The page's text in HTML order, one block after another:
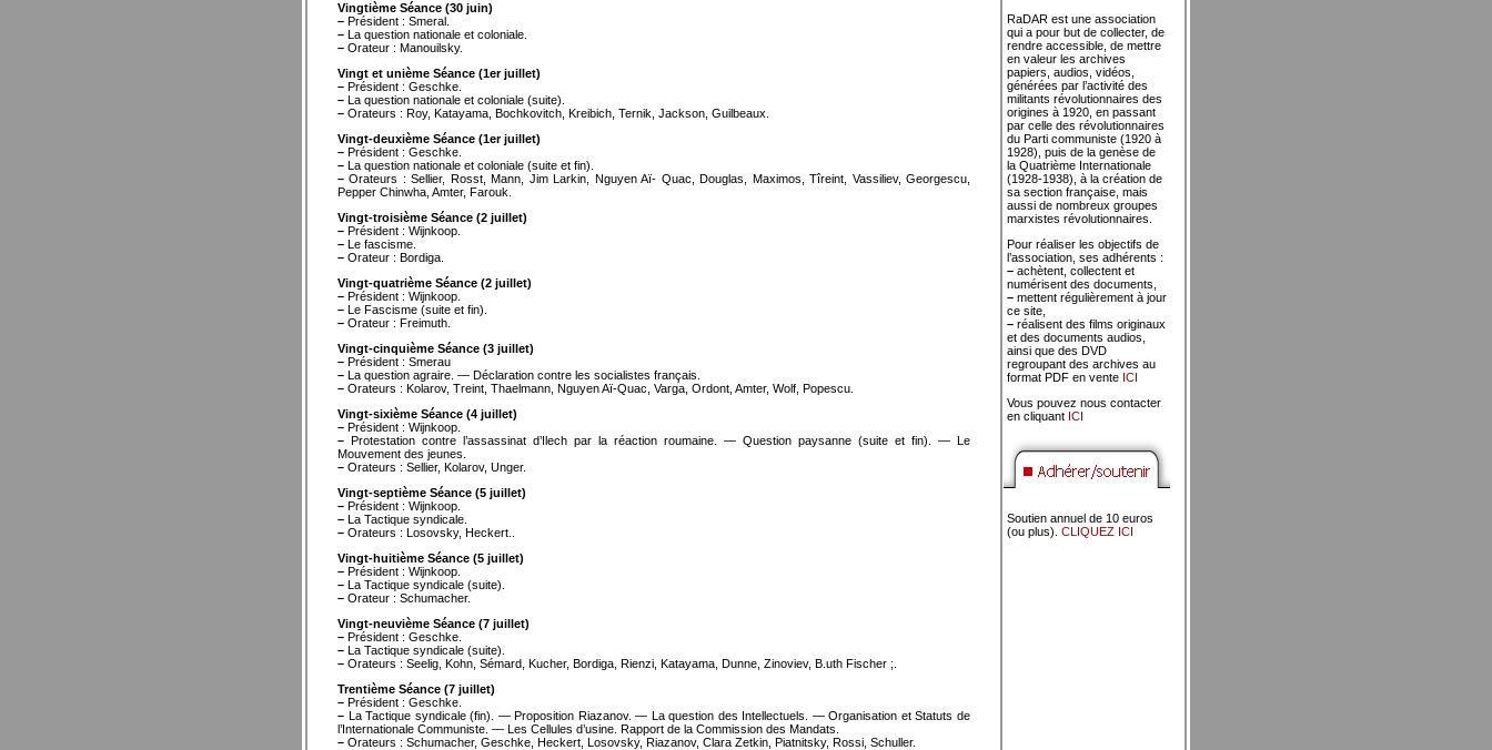
Vingtième Séance (30 juin)
– Président : Smeral.
– La question nationale et coloniale.
– Orateur : Manouilsky.
Vingt et unième Séance (1er juillet)
– Président : Geschke.
– La question nationale et coloniale (suite).
– Orateurs : Roy, Katayama, Bochkovitch, Kreibich, Ternik, Jackson, Guilbeaux.
Vingt-deuxième Séance (1er juillet)
– Président : Geschke.
– La question nationale et coloniale (suite et fin).
– Orateurs : Sellier, Rosst, Mann, Jim Larkin, Nguyen Aï- Quac, Douglas, Maximos, Tîreint, Vassiliev, Georgescu,
Pepper Chinwha, Amter, Farouk.
Vingt-troisième Séance (2 juillet)
– Président : Wijnkoop.
– Le fascisme.
– Orateur : Bordiga.
Vingt-quatrième Séance (2 juillet)
– Président : Wijnkoop.
– Le Fascisme (suite et fin).
– Orateur : Freimuth.
Vingt-cinquième Séance (3 juillet)
– Président : Smerau
– La question agraire. — Déclaration contre les socialistes français.
– Orateurs : Kolarov, Treint, Thaelmann, Nguyen Aï-Quac, Varga, Ordont, Amter, Wolf, Popescu.
Vingt-sixième Séance (4 juillet)
– Président : Wijnkoop.
– Protestation contre l’assassinat d’Ilech par la réaction roumaine. — Question paysanne (suite et fin). — Le
Mouvement des jeunes.
– Orateurs : Sellier, Kolarov, Unger.
Vingt-septième Séance (5 juillet)
– Président : Wijnkoop.
– La Tactique syndicale.
– Orateurs : Losovsky, Heckert..
Vingt-huitième Séance (5 juillet)
– Président : Wijnkoop.
– La Tactique syndicale (suite).
– Orateur : Schumacher.
Vingt-neuvième Séance (7 juillet)
– Président : Geschke.
– La Tactique syndicale (suite).
– Orateurs : Seelig, Kohn, Sémard, Kucher, Bordiga, Rienzi, Katayama, Dunne, Zinoviev, B.uth Fischer ;.
Trentième Séance (7 juillet)
– Président : Geschke.
– La Tactique syndicale (fin). — Proposition Riazanov. — La question des Intellectuels. — Organisation et Statuts de
l’Internationale Communiste. — Les Cellules d’usine. Rapport de la Commission des Mandats.
– Orateurs : Schumacher, Geschke, Heckert, Losovsky, Riazanov, Clara Zetkin, Piatnitsky, Rossi, Schuller.
RaDAR est une association
qui a pour but de collecter, de
rendre accessible, de mettre
en valeur les archives
papiers, audios, vidéos,
générées par l’activité des
militants révolutionnaires des
origines à 1920, en passant
par celle des révolutionnaires
du Parti communiste (1920 à
1928), puis de la genèse de
la Quatrième Internationale
(1928-1938), à la création de
sa section française, mais
aussi de nombreux groupes
marxistes révolutionnaires.
Pour réaliser les objectifs de
l’association, ses adhérents :
– achètent, collectent et
numérisent des documents,
– mettent régulièrement à jour
ce site,
– réalisent des films originaux
et des documents audios,
ainsi que des DVD
regroupant des archives au
format PDF en vente ICI
Vous pouvez nous contacter
en cliquant ICI
Soutien annuel de 10 euros
(ou plus). CLIQUEZ ICI